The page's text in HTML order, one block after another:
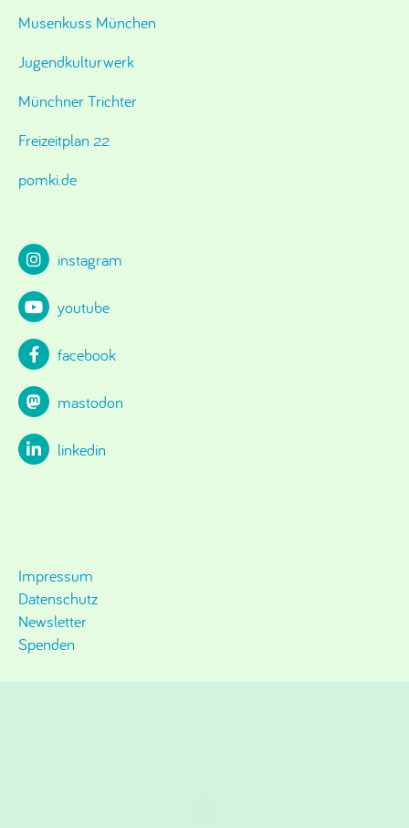
Musenkuss München
Jugendkulturwerk
Münchner Trichter
Freizeitplan 22
pomki.de
instagram
youtube
facebook
mastodon
linkedin
Impressum
Datenschutz
Newsletter
Spenden